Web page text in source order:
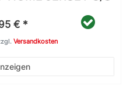
€ *
Versandkosten